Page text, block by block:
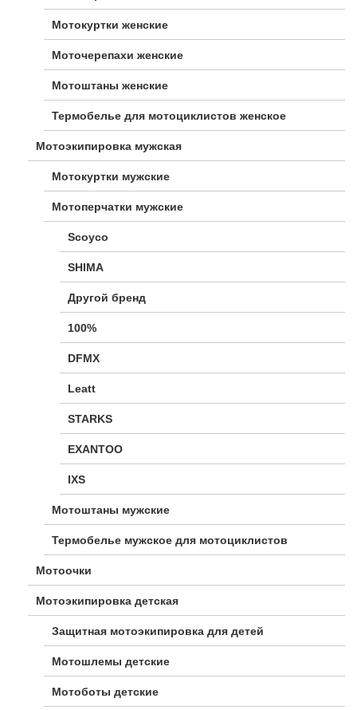
Мотокуртки женские
Моточерепахи женские
Мотоштаны женские
Термобелье для мотоциклистов женское
Мотоэкипировка мужская
Мотокуртки мужские
Мотоперчатки мужские
Scoyco
SHIMA
Другой бренд
100%
DFMX
Leatt
STARKS
EXANTOO
IXS
Мотоштаны мужские
Термобелье мужское для мотоциклистов
Мотоочки
Мотоэкипировка детская
Защитная мотоэкипировка для детей
Мотошлемы детские
Мотоботы детские